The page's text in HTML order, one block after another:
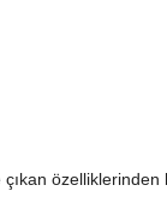
özelliklerinden